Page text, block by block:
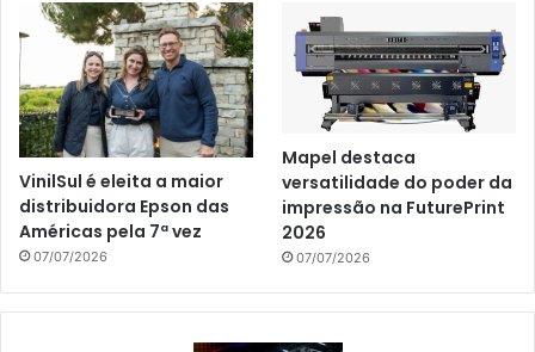
VinilSul é eleita a maior
distribuidora Epson das
Américas pela 7ª vez
07/07/2026
Mapel destaca
versatilidade do poder da
impressão na FuturePrint
2026
07/07/2026